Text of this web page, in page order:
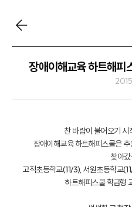
장애이해교육 하트해피
찬 바람이 불어오기 시
장애이해교육 하트해피스쿨은
찾아
고척초등학교(11/3), 서원초등학교
하트해피스쿨 학급형